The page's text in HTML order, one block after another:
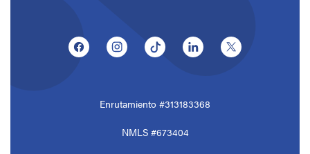
(Opens in a new Window)
(Opens in a new Window)
(Opens in a new Window)
(Opens in a new
(Opens in a
Enrutamiento #313183368
NMLS #673404